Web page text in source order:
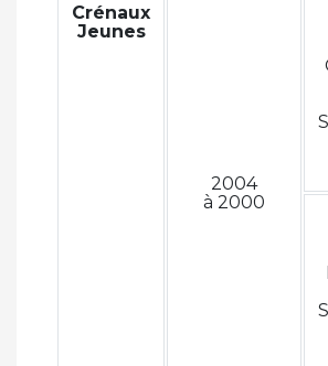
Crénaux
Jeunes
2004
à 2000